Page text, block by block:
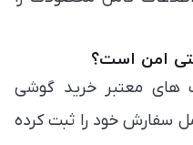
امن است؟
های معتبر خرید گوشی
سفارش خود را ثبت کرده